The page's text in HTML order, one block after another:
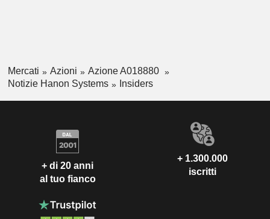
Mercati Azioni
Azione A018880
Notizie Hanon Systems
Insiders
+ di 20 anni
al tuo fianco
+ 1.300.000
iscritti